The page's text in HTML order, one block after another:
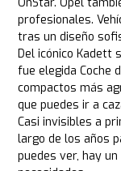
OnStar. Opel
profesionales.
tras un diseño
Del icónico Kadett
fue elegida Coche
compactos más
que puedes ir a
Casi invisibles a
largo de los años
puedes ver, hay